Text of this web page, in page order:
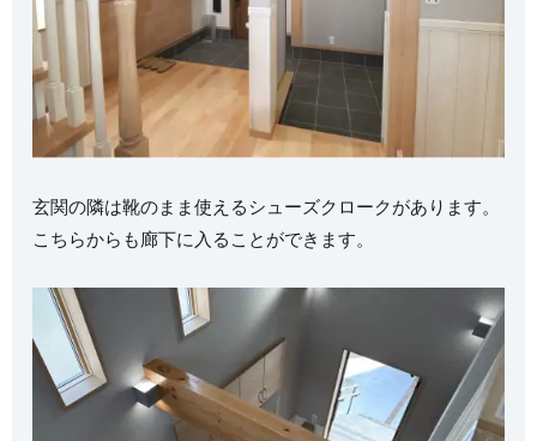
玄関の隣は靴のまま使えるシューズクロークがあります。
こちらからも廊下に入ることができます。